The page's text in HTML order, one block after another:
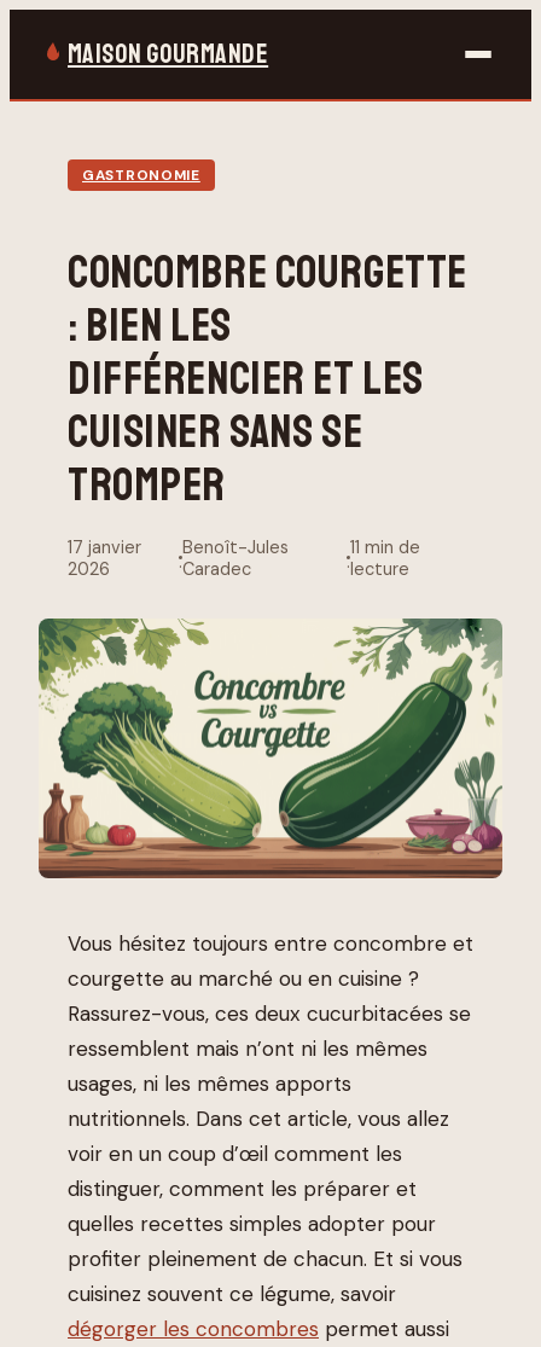
MAISON GOURMANDE
Bricolage
Jardinage
Maison & Déco
GASTRONOMIE
CONCOMBRE COURGETTE
: BIEN LES
DIFFÉRENCIER ET LES
CUISINER SANS SE
TROMPER
17 janvier
2026
·
Benoît-Jules
Caradec
·
11 min de
lecture
Vous hésitez toujours entre concombre et
courgette au marché ou en cuisine ?
Rassurez-vous, ces deux cucurbitacées se
ressemblent mais n’ont ni les mêmes
usages, ni les mêmes apports
nutritionnels. Dans cet article, vous allez
voir en un coup d’œil comment les
distinguer, comment les préparer et
quelles recettes simples adopter pour
profiter pleinement de chacun. Et si vous
cuisinez souvent ce légume, savoir
dégorger les concombres permet aussi